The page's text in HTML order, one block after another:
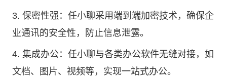
3. 保密性强：任小聊采用端到端加密技术，确保企
业通讯的安全性，防止信息泄露。
4. 集成办公：任小聊与各类办公软件无缝对接，如
文档、图片、视频等，实现一站式办公。